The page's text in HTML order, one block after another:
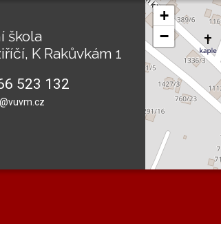
škola
K Rakůvkám 1
523 132
+
−